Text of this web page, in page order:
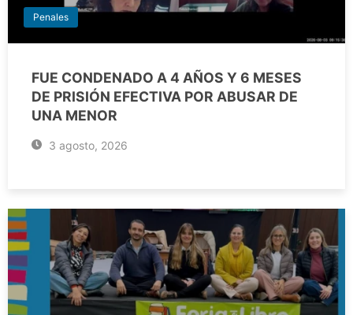
Penales
FUE CONDENADO A 4 AÑOS Y 6 MESES
DE PRISIÓN EFECTIVA POR ABUSAR DE
UNA MENOR
3 agosto, 2026